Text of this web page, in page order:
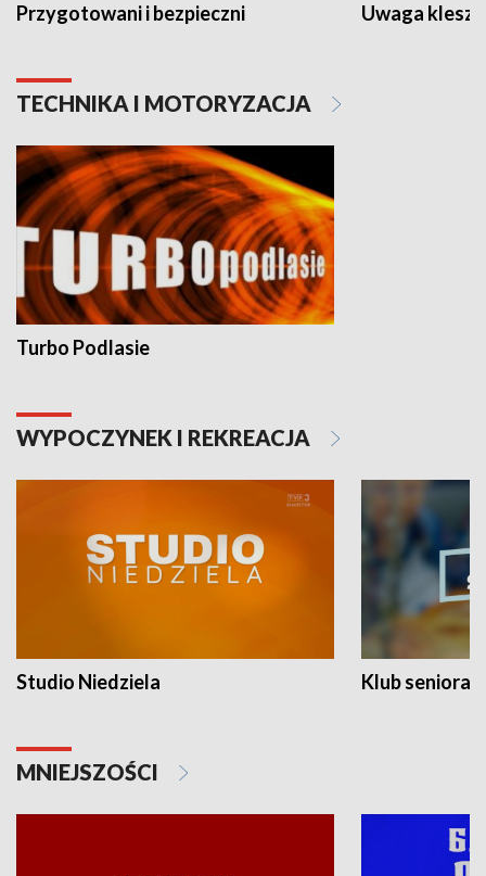
Przygotowani i bezpieczni Uwaga
TECHNIKA I MOTORYZACJA
Turbo Podlasie
WYPOCZYNEK I REKREACJA
Studio Niedziela Klub seniora
MNIEJSZOŚCI